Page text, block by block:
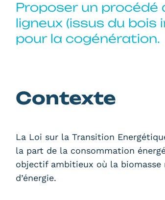
Proposer un
ligneux (issus du
pour la cogénération.
Contexte
La Loi sur la Transition
la part de la consommation
objectif ambitieux où la biomasse
d’énergie.